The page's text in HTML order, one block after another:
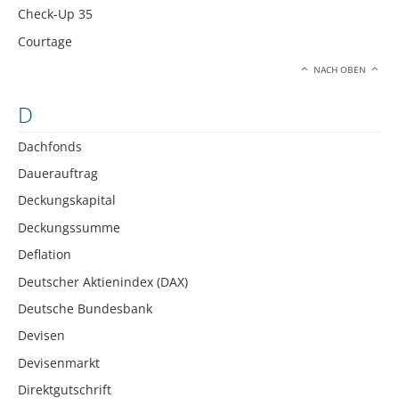
Check-Up 35
Courtage
NACH OBEN
D
Dachfonds
Dauerauftrag
Deckungskapital
Deckungssumme
Deflation
Deutscher Aktienindex (DAX)
Deutsche Bundesbank
Devisen
Devisenmarkt
Direktgutschrift